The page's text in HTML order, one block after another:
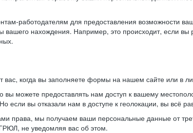
работодателям для предоставления возможности
вашего нахождения. Например, это происходит, если
когда вы заполняете формы на нашем сайте или в
можете предоставлять нам доступ к вашему
если вы отказали нам в доступе к геолокации, вы всё
права, мы получаем ваши персональные данные от
не уведомляя вас об этом.